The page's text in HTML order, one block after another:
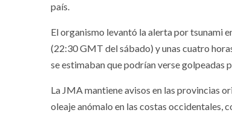
país.
El organismo levantó la alerta por tsunami
(22:30 GMT del sábado) y unas cuatro
se estimaban que podrían verse golpeadas
La JMA mantiene avisos en las provincias
oleaje anómalo en las costas occidentales,